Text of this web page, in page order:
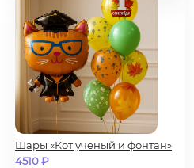
Шары «Кот ученый и фонтан»
4510₽